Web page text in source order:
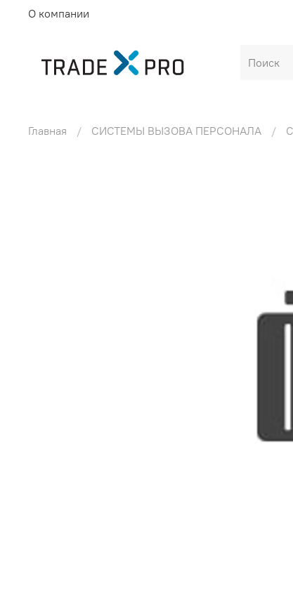
О компании
Главная СИСТЕМЫ ВЫЗОВА ПЕРСОНАЛА